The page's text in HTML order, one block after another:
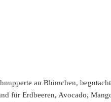
an Blümchen,
für Erdbeeren, Avocado,